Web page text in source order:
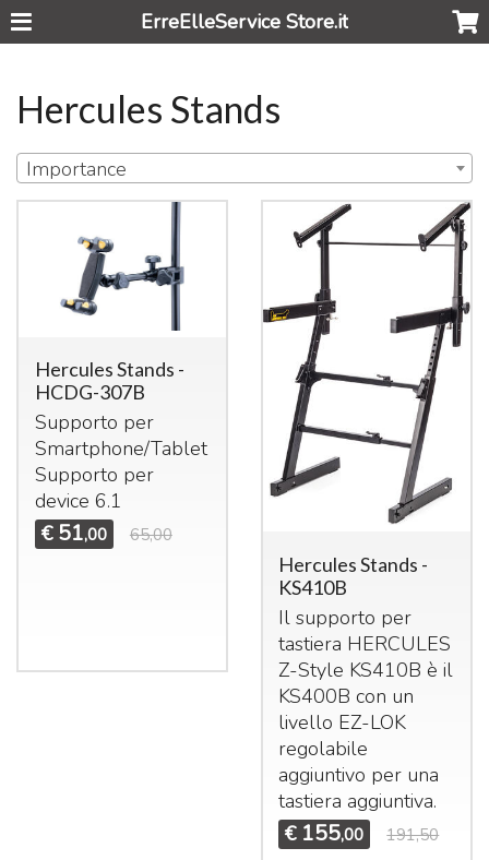
ErreElleService Store.it
Hercules Stands
Importance
Hercules Stands -
HCDG-307B
Supporto per
Smartphone/Tablet
Supporto per
device 6.1
€ 51,00 65,00
Hercules Stands -
KS410B
Il supporto per
tastiera HERCULES
Z-Style KS410B è il
KS400B con un
livello EZ-LOK
regolabile
aggiuntivo per una
tastiera aggiuntiva.
€ 155,00 191,50